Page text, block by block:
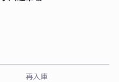
再入庫